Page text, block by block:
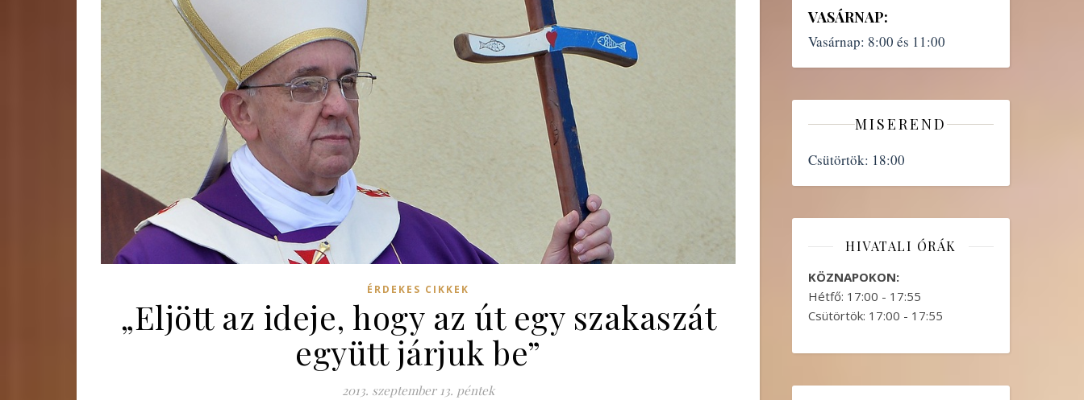
ÉRDEKES CIKKEK
„Eljött az ideje, hogy az út egy szakaszát
együtt járjuk be”
2013. szeptember 13. péntek
VASÁRNAP:
Vasárnap: 8:00 és 11:00
MISEREND
Csütörtök: 18:00
HIVATALI ÓRÁK
KÖZNAPOKON:
Hétfő: 17:00 - 17:55
Csütörtök: 17:00 - 17:55